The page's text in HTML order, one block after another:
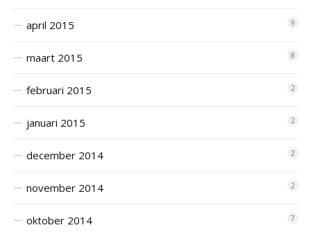
april 2015 9
maart 2015 8
februari 2015 2
januari 2015 2
december 2014 2
november 2014 2
oktober 2014 7